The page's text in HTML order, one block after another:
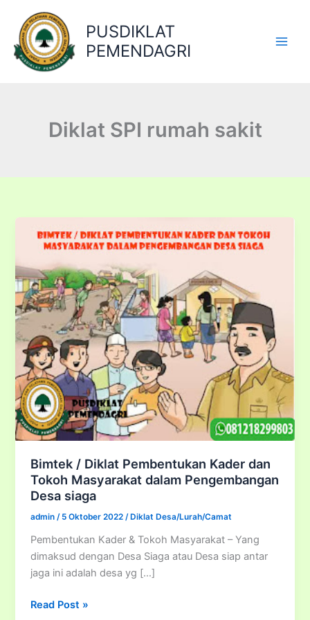
konten
PUSDIKLAT
PEMENDAGRI
Diklat SPI rumah sakit
Bimtek / Diklat Pembentukan Kader dan
Tokoh Masyarakat dalam Pengembangan
Desa siaga
admin/ 5 Oktober 2022/ Diklat Desa/Lurah/Camat
Pembentukan Kader & Tokoh Masyarakat – Yang
dimaksud dengan Desa Siaga atau Desa siap antar
jaga ini adalah desa yg […]
Bimtek
Read Post »